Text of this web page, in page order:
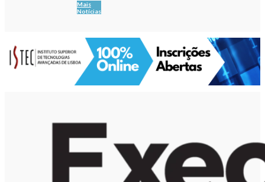
Mais
Notícias